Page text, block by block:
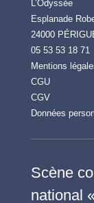
L’Odyssée
Esplanade
24000
05 53 53 18 71
Mentions
CGU
CGV
Données
Scène
national